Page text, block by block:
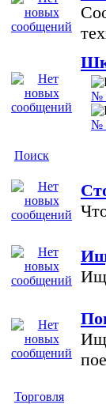
№
№
Поиск
Торговля